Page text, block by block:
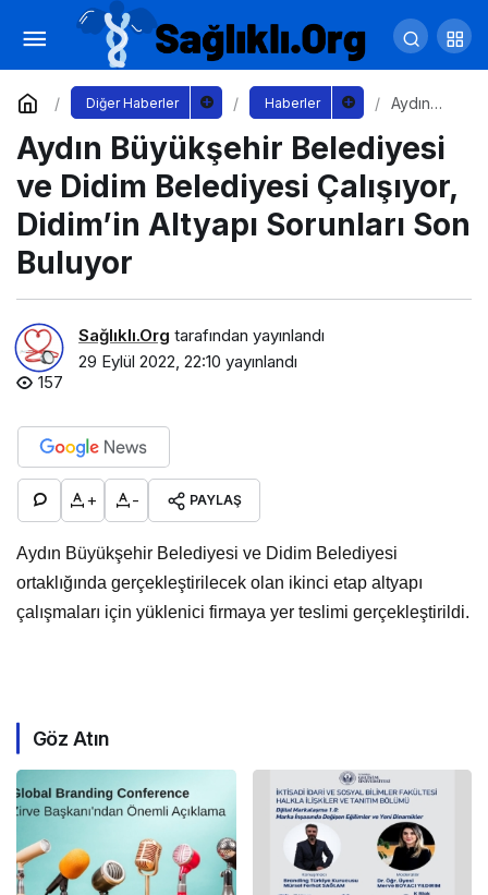
Diğer Haberler Haberler
Aydın
hir
Belediye
si ve
Didim
Belediye
si
Aydın Büyükşehir Belediyesi
ve Didim Belediyesi Çalışıyor,
Didim’in Altyapı Sorunları Son
Buluyor
Sağlıklı.Org tarafından yayınlandı
29 Eylül 2022, 22:10 yayınlandı
157
+ - PAYLAŞ
Aydın Büyükşehir Belediyesi ve Didim Belediyesi
ortaklığında gerçekleştirilecek olan ikinci etap altyapı
çalışmaları için yüklenici firmaya yer teslimi gerçekleştirildi.
Göz Atın
Zeytinburnu’nda Yayalara ve Hayata Saygı
Duruşu
Yorum Yap Paylaş